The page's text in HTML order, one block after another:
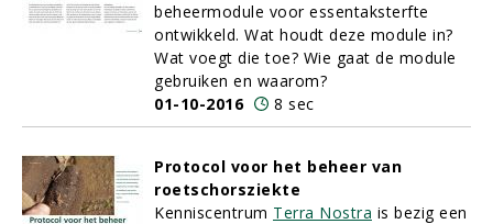
beheermodule voor essentaksterfte
ontwikkeld. Wat houdt deze module in?
Wat voegt die toe? Wie gaat de module
gebruiken en waarom?
01-10-2016
8 sec
Protocol voor het beheer van
roetschorsziekte
Kenniscentrum Terra Nostra is bezig een